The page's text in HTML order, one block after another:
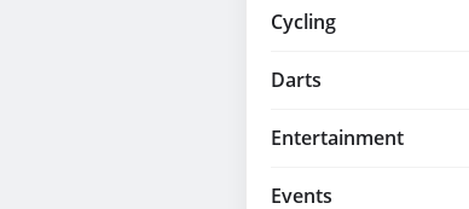
Cycling
Darts
Entertainment
Events